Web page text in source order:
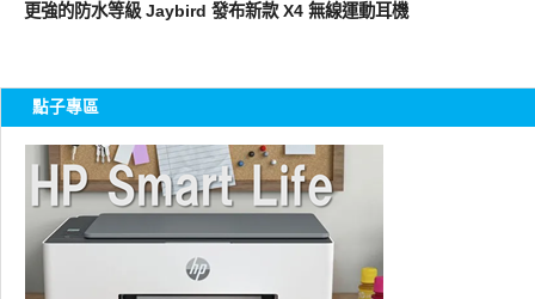
更強的防水等級 Jaybird 發布新款 X4 無線運動耳機
點子專區